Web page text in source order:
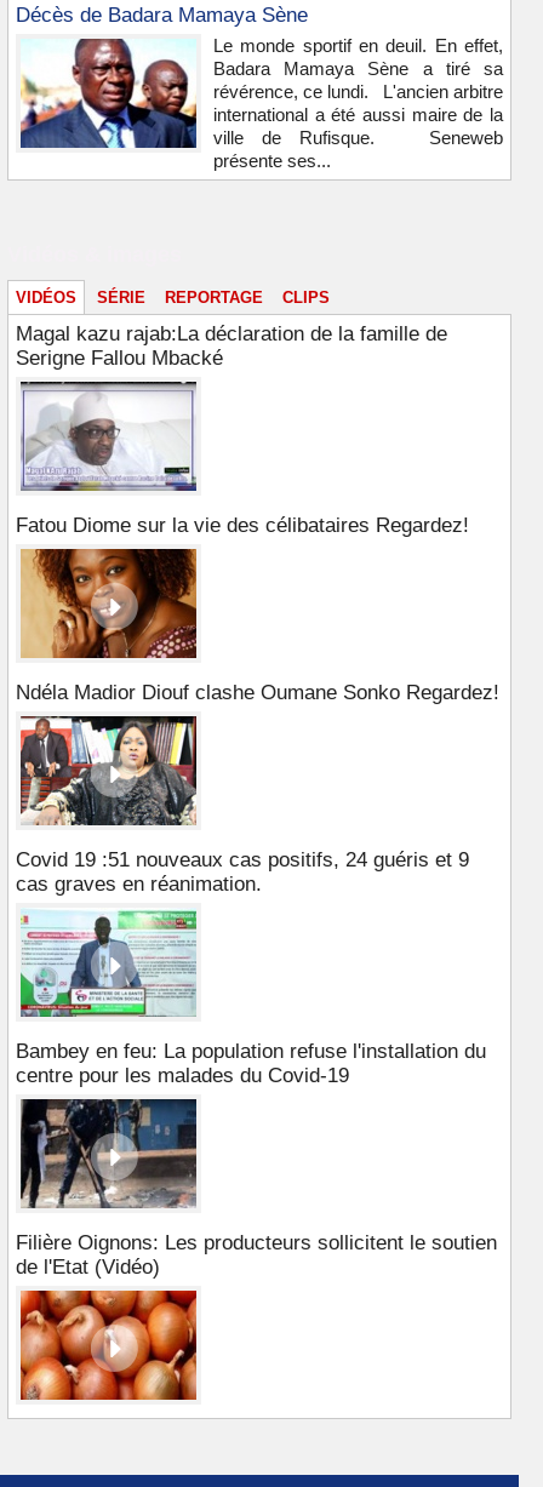
Décès de Badara Mamaya Sène
Le monde sportif en deuil. En effet,
Badara Mamaya Sène a tiré sa
révérence, ce lundi. L'ancien arbitre
international a été aussi maire de la
ville de Rufisque. Seneweb
présente ses...
VIDÉOS SÉRIE REPORTAGE CLIPS
Magal kazu rajab:La déclaration de la famille de
Serigne Fallou Mbacké
Fatou Diome sur la vie des célibataires Regardez!
Ndéla Madior Diouf clashe Oumane Sonko Regardez!
Covid 19 :51 nouveaux cas positifs, 24 guéris et 9
cas graves en réanimation.
Bambey en feu: La population refuse l'installation du
centre pour les malades du Covid-19
Filière Oignons: Les producteurs sollicitent le soutien
de l'Etat (Vidéo)